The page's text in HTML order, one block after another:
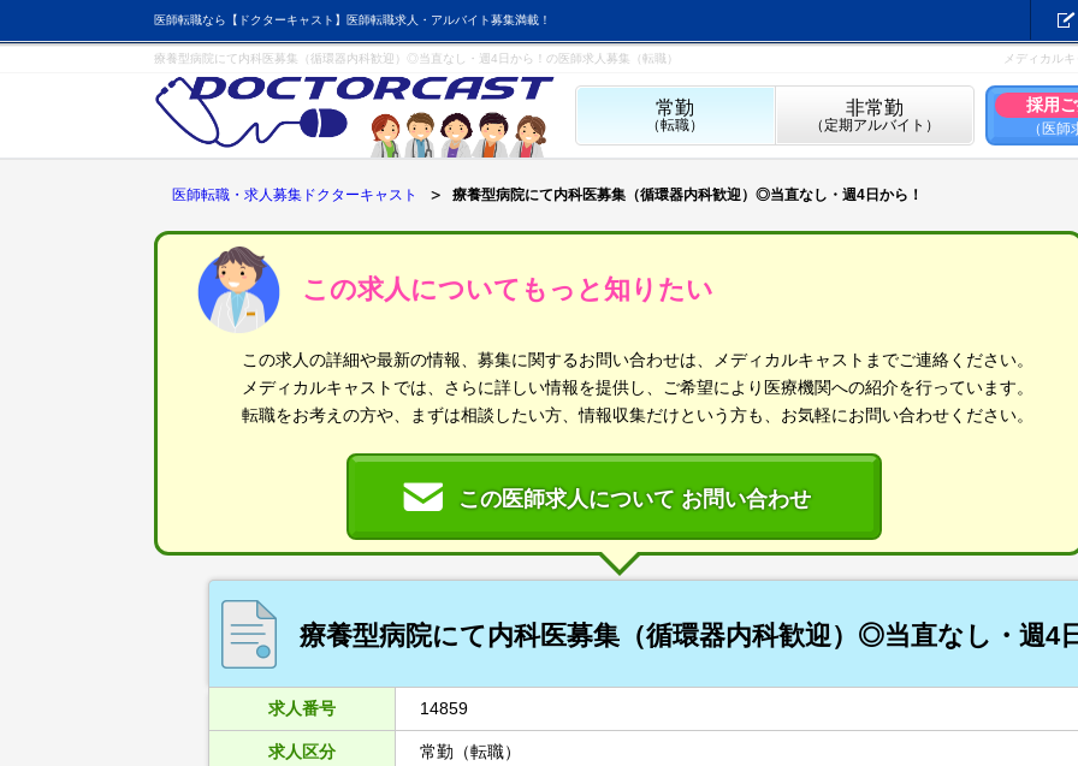
医師転職なら【ドクターキャスト】医師転職求人・アルバイト募集満載！
療養型病院にて内科医募集（循環器内科歓迎）◎当直なし・週4日から！の医師求人募集（転職） メディカル
常勤
（転職）
非常勤
（定期アルバイト）
採用
（医
医師転職・求人募集ドクターキャスト 療養型病院にて内科医募集（循環器内科歓迎）◎当直なし・週4日から！
この求人についてもっと知りたい
この求人の詳細や最新の情報、募集に関するお問い合わせは、メディカルキャストまでご連絡ください。
メディカルキャストでは、さらに詳しい情報を提供し、ご希望により医療機関への紹介を行っています。
転職をお考えの方や、まずは相談したい方、情報収集だけという方も、お気軽にお問い合わせください。
この医師求人について お問い合わせ
療養型病院にて内科医募集（循環器内科歓迎）◎当直なし・週4
求人番号 14859
求人区分 常勤（転職）